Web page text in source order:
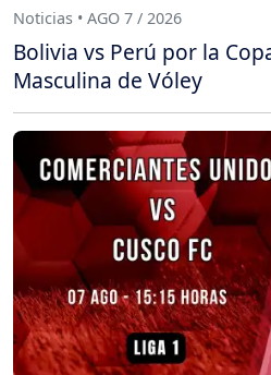
Noticias • AGO 7 / 2026
Bolivia vs Perú por la
Masculina de Vóley